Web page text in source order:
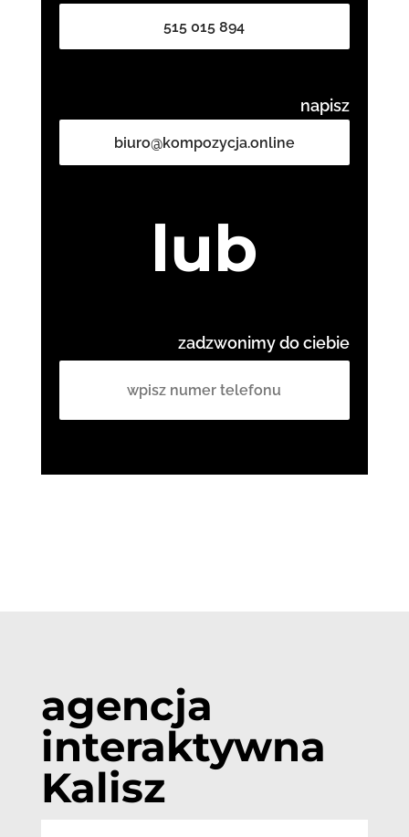
515 015 894
napisz
biuro@kompozycja.online
lub
zadzwonimy do ciebie
agencja
interaktywna
Kalisz